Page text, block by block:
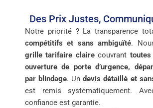
Des Prix Justes,
Notre priorité ? La transparence
compétitifs et sans ambiguïté.
grille tarifaire clairecouvrant
ouverture de porte d’urgence,
par blindage. Undevis détaillé et
est remis systématiquement.
confiance est garantie.